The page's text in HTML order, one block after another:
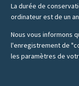
La durée de
ordinateur est de un
Nous vous informons
l'enregistrement de
les paramètres de